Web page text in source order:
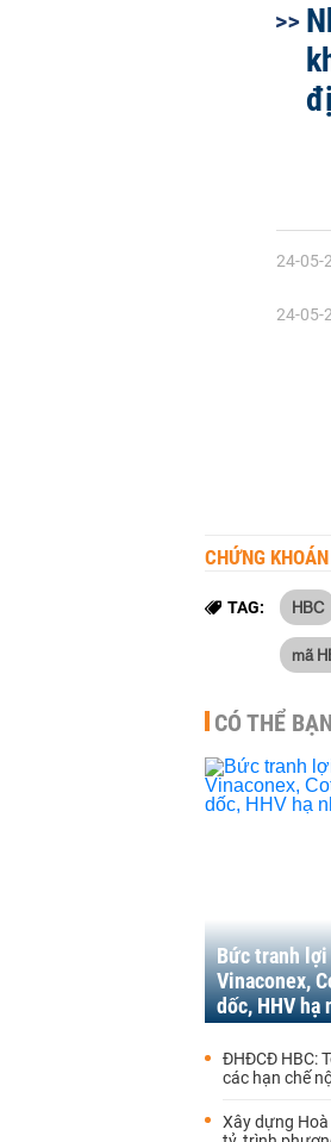
24-05-
24-05-
CHỨNG KHOÁN
TAG: HBC
mã
CÓ THỂ
Bức tranh lợi
Vinaconex,
dốc, HHV
ĐHĐCĐ HBC:
các hạn chế
Xây dựng